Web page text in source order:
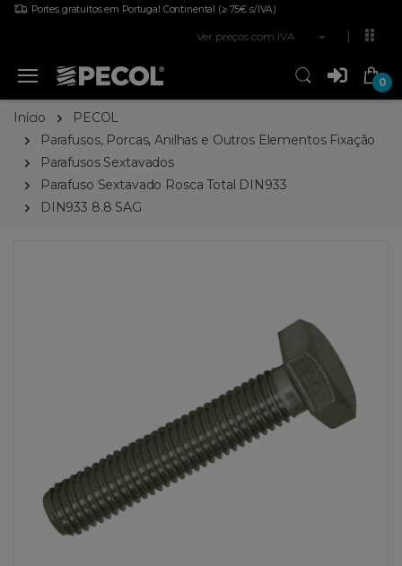
Portes gratuitos em Portugal Continental (≥ 75€ s/IVA)
Ver preços com IVA
0
Início
PECOL
Parafusos, Porcas, Anilhas e Outros Elementos Fixação
Parafusos Sextavados
Parafuso Sextavado Rosca Total DIN933
DIN933 8.8 SAG